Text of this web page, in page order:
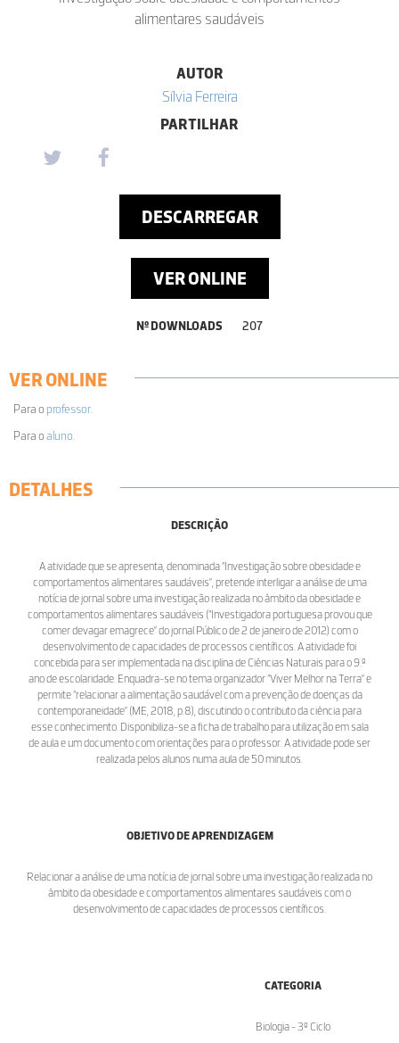
alimentares saudáveis
AUTOR
Sílvia Ferreira
PARTILHAR
DESCARREGAR
VER ONLINE
Nº DOWNLOADS 207
VER ONLINE
Para o professor.
Para oaluno.
DETALHES
DESCRIÇÃO
A atividade que se apresenta, denominada “Investigação sobre obesidade e
comportamentos alimentares saudáveis”, pretende interligar a análise de uma
notícia de jornal sobre uma investigação realizada no âmbito da obesidade e
comportamentos alimentares saudáveis (“Investigadora portuguesa provou que
comer devagar emagrece” do jornal Público de 2 de janeiro de 2012) com o
desenvolvimento de capacidades de processos científicos. A atividade foi
concebida para ser implementada na disciplina de Ciências Naturais para o 9.º
ano de escolaridade. Enquadra-se no tema organizador “Viver Melhor na Terra” e
permite “relacionar a alimentação saudável com a prevenção de doenças da
contemporaneidade” (ME, 2018, p.8), discutindo o contributo da ciência para
esse conhecimento. Disponibiliza-se a ficha de trabalho para utilização em sala
de aula e um documento com orientações para o professor. A atividade pode ser
realizada pelos alunos numa aula de 50 minutos.
OBJETIVO DE APRENDIZAGEM
Relacionar a análise de uma notícia de jornal sobre uma investigação realizada no
âmbito da obesidade e comportamentos alimentares saudáveis com o
desenvolvimento de capacidades de processos científicos.
CATEGORIA
Biologia - 3º Ciclo